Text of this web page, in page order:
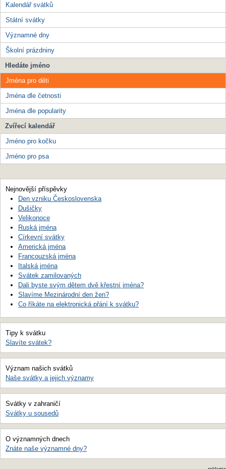
Kalendář svátků
Státní svátky
Významné dny
Školní prázdniny
Hledáte jméno
Jména pro děti
Jména dle četnosti
Jména dle popularity
Zvířecí kalendář
Jméno pro kočku
Jméno pro psa
Nejnovější příspěvky
Den vzniku Československa
Dušičky
Velikonoce
Ruská jména
Církevní svátky
Americká jména
Francouzská jména
Italská jména
Svátek zamilovaných
Dali byste svým dětem dvě křestní jména?
Slavíme Mezinárodní den žen?
Co říkáte na elektronická přání k svátku?
Tipy k svátku
Slavíte svátek?
Význam našich svátků
Naše svátky a jejich významy
Svátky v zahraničí
Svátky u sousedů
O významných dnech
Znáte naše významné dny?